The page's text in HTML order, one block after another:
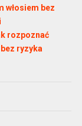
włosiem bez
rozpoznać
ryzyka